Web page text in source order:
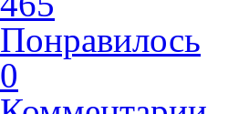
Понравилось
0